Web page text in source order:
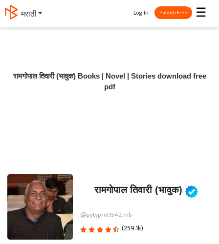
मराठी ☰
Log In Publish Free
रामगोपाल तिवारी (भावुक) Books | Novel | Stories download free
pdf
रामगोपाल तिवारी (भावुक)
@pytyprvt1542.mb
(259.1k)